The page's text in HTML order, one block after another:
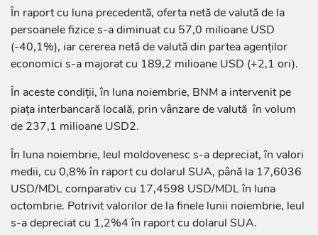
În raport cu luna precedentă, oferta netă de valută de la
persoanele fizice s-a diminuat cu 57,0 milioane USD
(-40,1%), iar cererea netă de valută din partea agenților
economici s-a majorat cu 189,2 milioane USD (+2,1 ori).
În aceste condiții, în luna noiembrie, BNM a intervenit pe
piața interbancară locală, prin vânzare de valută în volum
de 237,1 milioane USD2.
În luna noiembrie, leul moldovenesc s-a depreciat, în valori
medii, cu 0,8% în raport cu dolarul SUA, până la 17,6036
USD/MDL comparativ cu 17,4598 USD/MDL în luna
octombrie. Potrivit valorilor de la finele lunii noiembrie, leul
s-a depreciat cu 1,2%4 în raport cu dolarul SUA.